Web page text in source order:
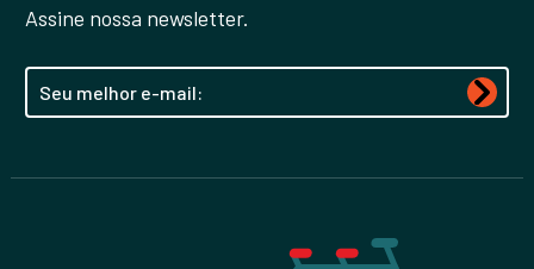
Assine nossa newsletter.